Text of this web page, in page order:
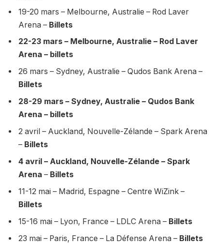
19-20 mars – Melbourne, Australie – Rod Laver
Arena – Billets
22-23 mars – Melbourne, Australie – Rod Laver
Arena – billets
26 mars – Sydney, Australie – Qudos Bank Arena –
Billets
28-29 mars – Sydney, Australie – Qudos Bank
Arena – billets
2 avril – Auckland, Nouvelle-Zélande – Spark Arena
– Billets
4 avril – Auckland, Nouvelle-Zélande – Spark
Arena – Billets
11-12 mai – Madrid, Espagne – Centre WiZink –
Billets
15-16 mai – Lyon, France – LDLC Arena – Billets
23 mai – Paris, France – La Défense Arena – Billets